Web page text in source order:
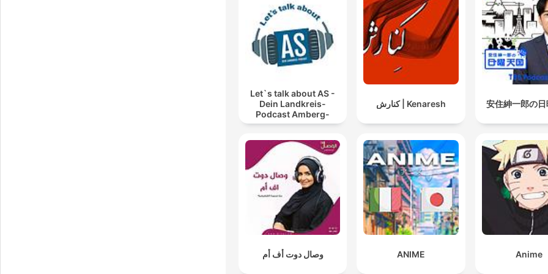
安住紳一郎の Kenaresh | کنارش
Let`s talk about AS -
Dein Landkreis-
Podcast Amberg-
Sulzbach
Anime
ANIME وصال دوت أف أم